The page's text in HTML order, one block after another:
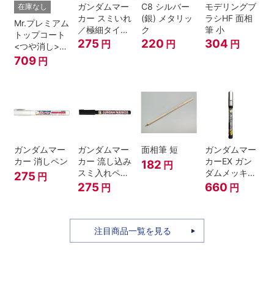
在庫なし
Mr.プレミアム
トップコート
<つや消し>
スプレー
709 円
ガンダムマー
カー スミいれ
／極細タイプ
（ブラック）
275 円
C8 シルバー
(銀) メタリッ
ク
220 円
モデリングブ
ラシHF 面相
筆 小
304 円
ガンダムマー
カー 消しペン
275 円
ガンダムマー
カー 流し込み
スミ入れペン
ブラック
275 円
面相筆 短
182 円
ガンダムマー
カーEX ガン
ダムメッキシ
ルバー
660 円
注目商品一覧を見る